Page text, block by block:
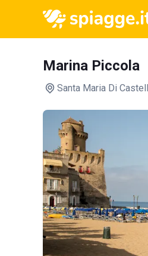
Marina Piccola
Santa Maria Di